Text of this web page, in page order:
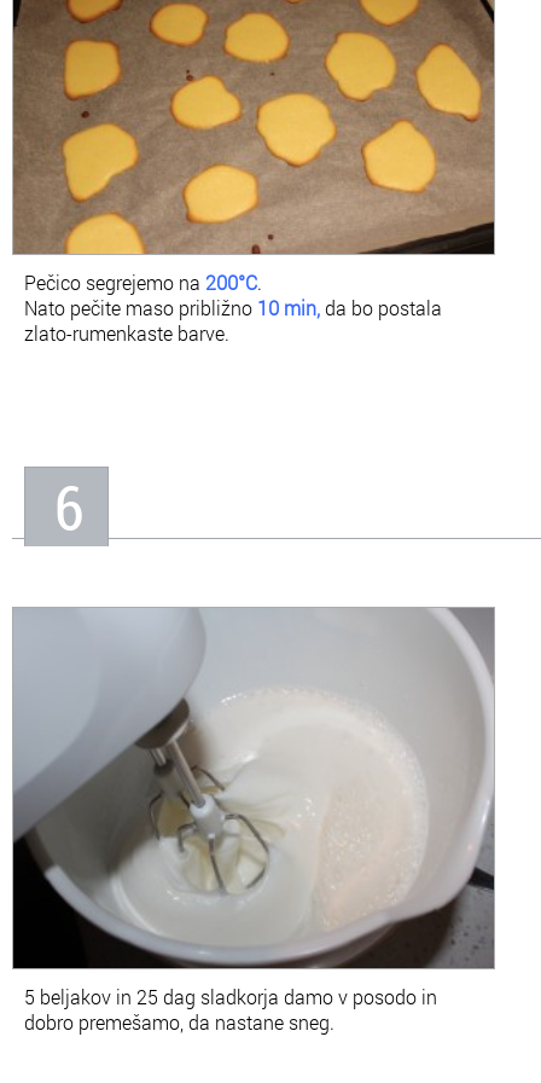
Pečico segrejemo na 200°C.
Nato pečite maso približno 10 min,da bo postala
zlato-rumenkaste barve.
6
5 beljakov in 25 dag sladkorja damo v posodo in
dobro premešamo, da nastane sneg.